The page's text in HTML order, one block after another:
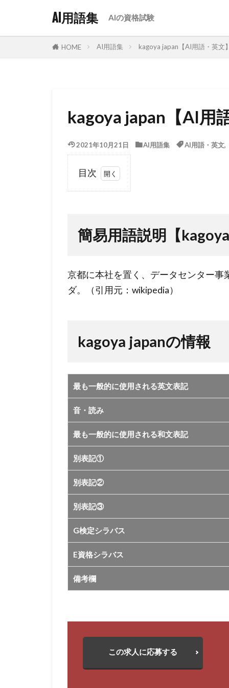
AI用語集 AIの資格試験
HOME AI用語集 kagoya japan【AI用語・英文
kagoya japan【AI用
2021年10月21日 AI用語集 AI用語・英文,
目次
1
簡易
japan】
japan
の情報
簡易用語説明【
京都に本社を置く、データセンター
ダ。（引用元：wikipedia）
kagoya japanの情報
最も一般的に使用される英文表記
音・読み
最も一般的に使用される和文表記
別表記①
別表記②
別表記③
G検定シラバス
E資格シラバス
備考欄
この求人に応募する